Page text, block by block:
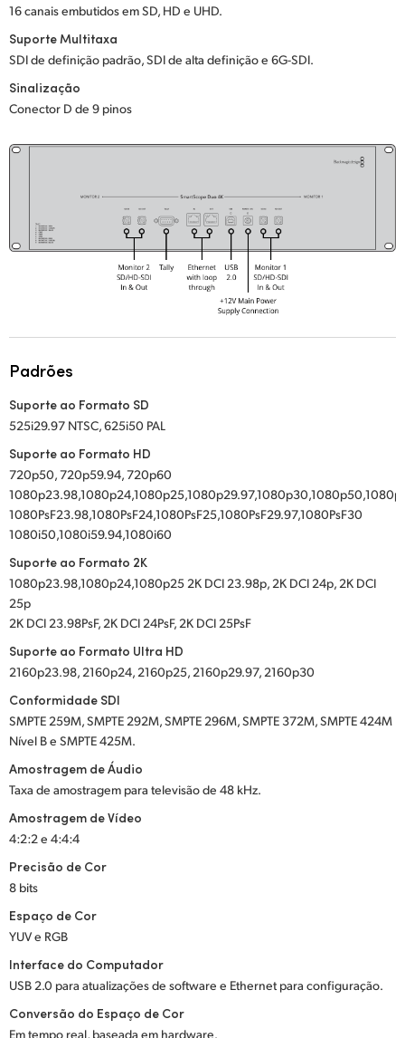
Singapore
South Africa
Spain
UAE
United States
16 canais embutidos em SD, HD e UHD.
Suporte Multitaxa
SDI de definição padrão, SDI de alta definição e 6G-SDI.
Sinalização
Conector D de 9 pinos
Padrões
Suporte ao Formato SD
525i29.97 NTSC, 625i50 PAL
Suporte ao Formato HD
720p50, 720p59.94, 720p60
1080PsF23.98,1080PsF24,1080PsF25,1080PsF29.97,1080PsF30
1080i50,1080i59.94,1080i60
Suporte ao Formato 2K
1080p23.98,1080p24,1080p25 2K DCI 23.98p, 2K DCI 24p, 2K DCI
25p
2K DCI 23.98PsF, 2K DCI 24PsF, 2K DCI 25PsF
Suporte ao Formato Ultra HD
2160p23.98, 2160p24, 2160p25, 2160p29.97, 2160p30
Conformidade SDI
SMPTE 259M, SMPTE 292M, SMPTE 296M, SMPTE 372M, SMPTE 424M
Nível B e SMPTE 425M.
Amostragem de Áudio
Taxa de amostragem para televisão de 48 kHz.
Amostragem de Vídeo
4:2:2 e 4:4:4
Precisão de Cor
8 bits
Espaço de Cor
YUV e RGB
Interface do Computador
USB 2.0 para atualizações de software e Ethernet para configuração.
Conversão do Espaço de Cor
Em tempo real, baseada em hardware.